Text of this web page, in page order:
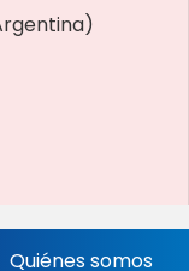
Quiénes somos